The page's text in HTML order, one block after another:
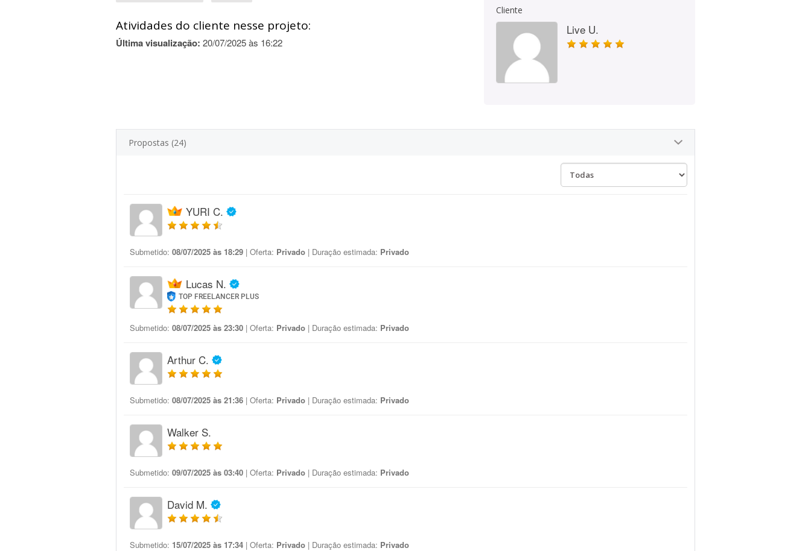
Atividades do cliente nesse projeto:
Última visualização: 20/07/2025 às 16:22
Cliente
Live U.
Propostas (24)
YURI C.
Submetido: 08/07/2025 às 18:29 | Oferta: Privado | Duração estimada: Privado
Lucas N.
TOP FREELANCER PLUS
Submetido: 08/07/2025 às 23:30 | Oferta: Privado | Duração estimada: Privado
Arthur C.
Submetido: 08/07/2025 às 21:36 | Oferta: Privado | Duração estimada: Privado
Walker S.
Submetido: 09/07/2025 às 03:40 | Oferta: Privado | Duração estimada: Privado
David M.
Submetido: 15/07/2025 às 17:34 | Oferta: Privado | Duração estimada: Privado